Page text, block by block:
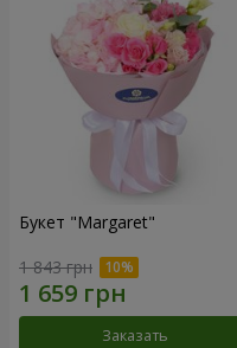
Букет "Margaret"
1 843 грн
Заказать